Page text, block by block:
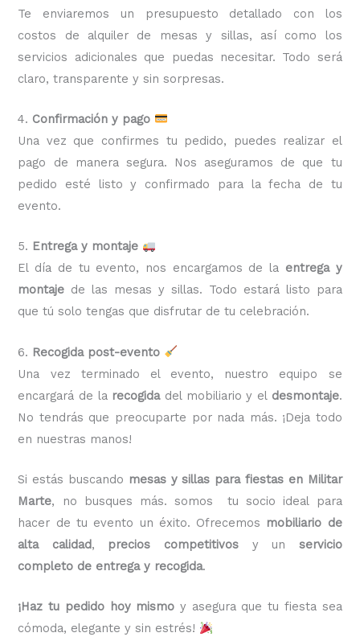
Te enviaremos un presupuesto detallado con los
costos de alquiler de mesas y sillas, así como los
servicios adicionales que puedas necesitar. Todo será
claro, transparente y sin sorpresas.
4. Confirmación y pago
Una vez que confirmes tu pedido, puedes realizar el
pago de manera segura. Nos aseguramos de que tu
pedido esté listo y confirmado para la fecha de tu
evento.
5. Entrega y montaje
El día de tu evento, nos encargamos de la entrega y
montaje de las mesas y sillas. Todo estará listo para
que tú solo tengas que disfrutar de tu celebración.
6. Recogida post-evento
Una vez terminado el evento, nuestro equipo se
encargará de la recogidadel mobiliario y el desmontaje.
No tendrás que preocuparte por nada más. ¡Deja todo
en nuestras manos!
Si estás buscando mesas y sillas para fiestas en Militar
Marte, no busques más. somos tu socio ideal para
hacer de tu evento un éxito. Ofrecemos mobiliario de
alta calidad, precios competitivos y un servicio
completo de entrega y recogida.
¡Haz tu pedido hoy mismo y asegura que tu fiesta sea
cómoda, elegante y sin estrés!